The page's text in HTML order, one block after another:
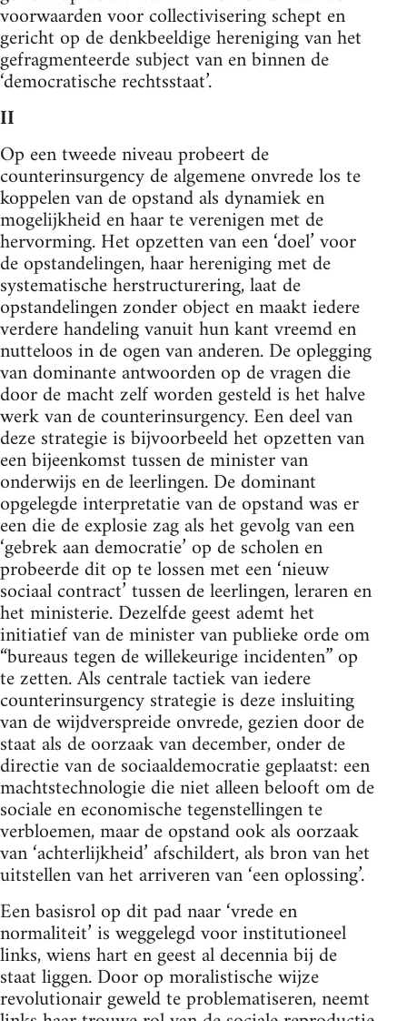
voorwaarden voor collectivisering schept en
gericht op de denkbeeldige hereniging van het
gefragmenteerde subject van en binnen de
‘democratische rechtsstaat’.
II
Op een tweede niveau probeert de
counterinsurgency de algemene onvrede los te
koppelen van de opstand als dynamiek en
mogelijkheid en haar te verenigen met de
hervorming. Het opzetten van een ‘doel’ voor
de opstandelingen, haar hereniging met de
systematische herstructurering, laat de
opstandelingen zonder object en maakt iedere
verdere handeling vanuit hun kant vreemd en
nutteloos in de ogen van anderen. De oplegging
van dominante antwoorden op de vragen die
door de macht zelf worden gesteld is het halve
werk van de counterinsurgency. Een deel van
deze strategie is bijvoorbeeld het opzetten van
een bijeenkomst tussen de minister van
onderwijs en de leerlingen. De dominant
opgelegde interpretatie van de opstand was er
een die de explosie zag als het gevolg van een
‘gebrek aan democratie’ op de scholen en
probeerde dit op te lossen met een ‘nieuw
sociaal contract’ tussen de leerlingen, leraren en
het ministerie. Dezelfde geest ademt het
initiatief van de minister van publieke orde om
“bureaus tegen de willekeurige incidenten” op
te zetten. Als centrale tactiek van iedere
counterinsurgency strategie is deze insluiting
van de wijdverspreide onvrede, gezien door de
staat als de oorzaak van december, onder de
directie van de sociaaldemocratie geplaatst: een
machtstechnologie die niet alleen belooft om de
sociale en economische tegenstellingen te
verbloemen, maar de opstand ook als oorzaak
van ‘achterlijkheid’ afschildert, als bron van het
uitstellen van het arriveren van ‘een oplossing’.
Een basisrol op dit pad naar ‘vrede en
normaliteit’ is weggelegd voor institutioneel
links, wiens hart en geest al decennia bij de
staat liggen. Door op moralistische wijze
revolutionair geweld te problematiseren, neemt